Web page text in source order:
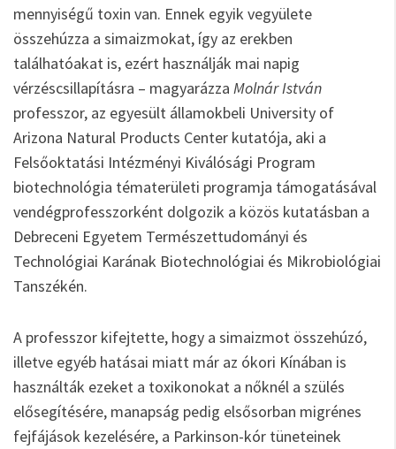
mennyiségű toxin van. Ennek egyik vegyülete
összehúzza a simaizmokat, így az erekben
találhatóakat is, ezért használják mai napig
vérzéscsillapításra – magyarázza Molnár István
professzor, az egyesült államokbeli University of
Arizona Natural Products Center kutatója, aki a
Felsőoktatási Intézményi Kiválósági Program
biotechnológia tématerületi programja támogatásával
vendégprofesszorként dolgozik a közös kutatásban a
Debreceni Egyetem Természettudományi és
Technológiai Karának Biotechnológiai és Mikrobiológiai
Tanszékén.
A professzor kifejtette, hogy a simaizmot összehúzó,
illetve egyéb hatásai miatt már az ókori Kínában is
használták ezeket a toxikonokat a nőknél a szülés
elősegítésére, manapság pedig elsősorban migrénes
fejfájások kezelésére, a Parkinson-kór tüneteinek